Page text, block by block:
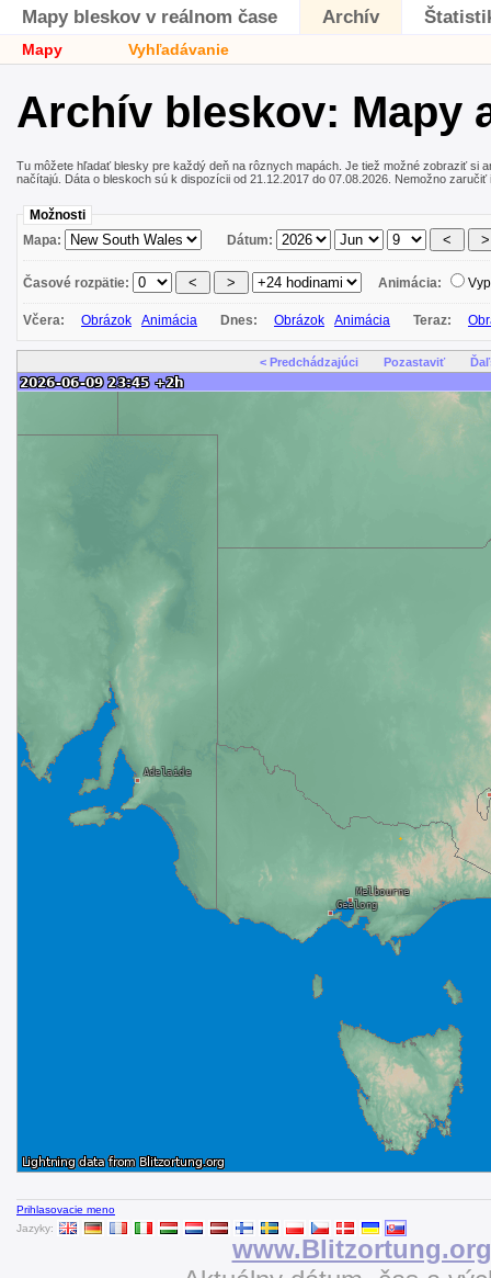
Mapy bleskov v reálnom čase Archív
Mapy Vyhľadávanie
Archív bleskov: Mapy
Tu môžete hľadať blesky pre každý deň na rôznych mapách. Je tiež možné zobraziť si
načítajú. Dáta o bleskoch sú k dispozícii od 21.12.2017 do 07.08.2026. Nemožno zaručiť
Možnosti
Mapa:
Dátum:
Časové rozpätie: Animácia:
Včera: Obrázok Animácia Dnes: Obrázok Animácia Teraz:
< Predchádzajúci Pozastaviť
Prihlasovacie meno
Jazyky:
www.Blitzortung.org